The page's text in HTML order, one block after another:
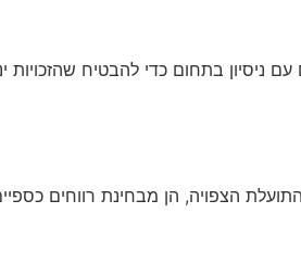
ניסיון בתחום כדי להבטיח שהזכויות
הצפויה, הן מבחינת רווחים